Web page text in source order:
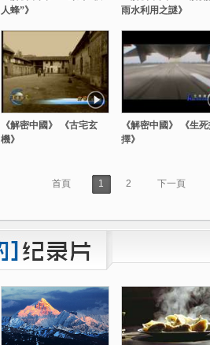
人蜂”》
雨水利用之謎》
《解密中國》 《古宅玄
機》
《解密中國》 《生
擇》
首頁 1 2 下一頁